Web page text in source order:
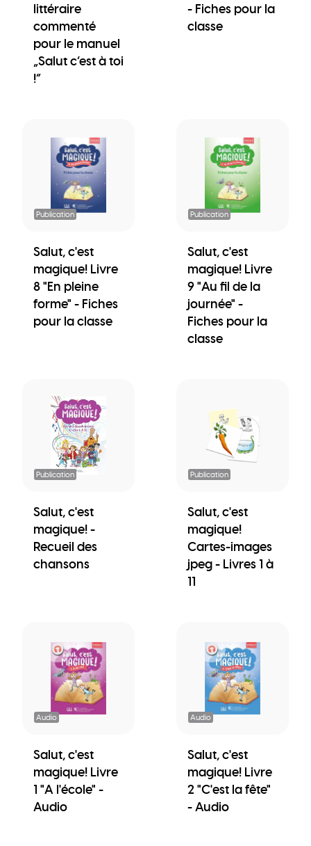
littéraire
commenté
pour le manuel
„Salut c’est à toi
!“
- Fiches pour la
classe
Publication
Salut, c'est
magique! Livre
8 "En pleine
forme" - Fiches
pour la classe
Publication
Salut, c'est
magique! Livre
9 "Au fil de la
journée" -
Fiches pour la
classe
Publication
Salut, c'est
magique! -
Recueil des
chansons
Publication
Salut, c'est
magique!
Cartes-images
jpeg - Livres 1 à
11
Audio
Salut, c'est
magique! Livre
1 "A l'école" -
Audio
Audio
Salut, c'est
magique! Livre
2 "C'est la fête"
- Audio